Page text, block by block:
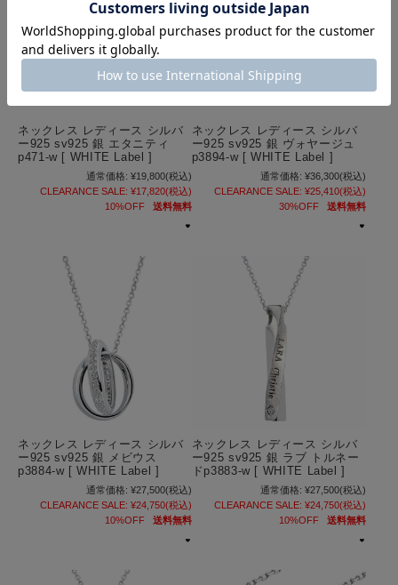
ネックレス レディース シルバ
ー925 sv925 銀 エタニティ
p471-w [ WHITE Label ]
通常価格: ¥19,800(税込)
CLEARANCE SALE: ¥17,820(税込)
10%OFF
送料無料
ネックレス レディース シルバ
ー925 sv925 銀 ヴォヤージュ
p3894-w [ WHITE Label ]
通常価格: ¥36,300(税込)
CLEARANCE SALE: ¥25,410(税込)
30%OFF
送料無料
ネックレス レディース シルバ
ー925 sv925 銀 メビウス
p3884-w [ WHITE Label ]
通常価格: ¥27,500(税込)
CLEARANCE SALE: ¥24,750(税込)
10%OFF
送料無料
ネックレス レディース シルバ
ー925 sv925 銀 ラブ トルネー
ドp3883-w [ WHITE Label ]
通常価格: ¥27,500(税込)
CLEARANCE SALE: ¥24,750(税込)
10%OFF
送料無料